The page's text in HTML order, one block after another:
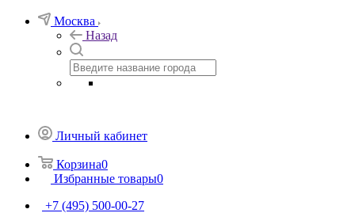
Москва
Назад
Личный кабинет
Корзина0
Избранные товары0
+7 (495) 500-00-27